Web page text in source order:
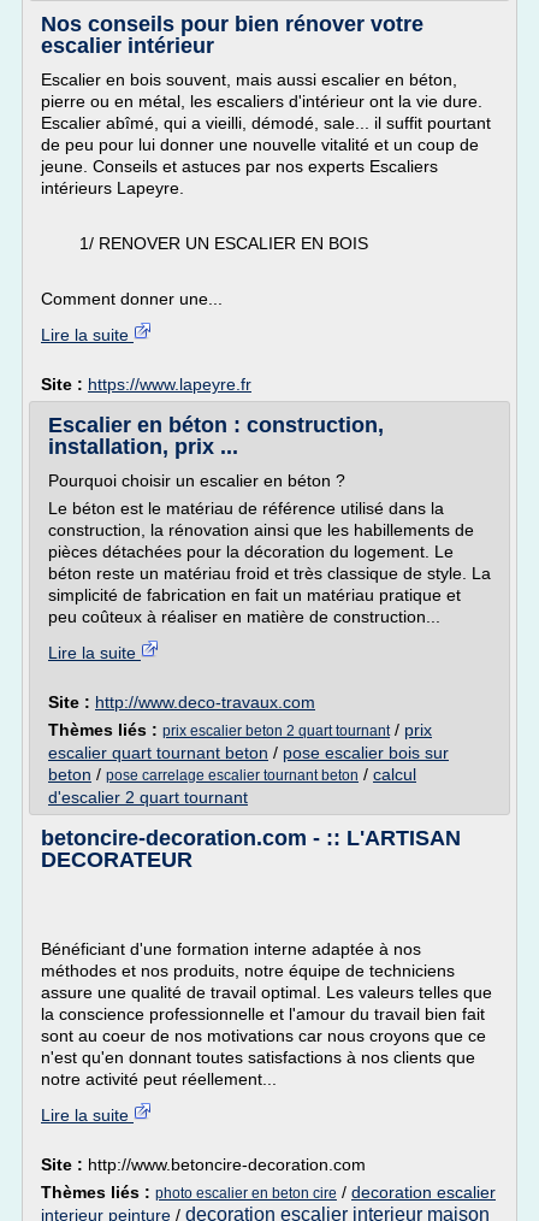
Nos conseils pour bien rénover votre
escalier intérieur
Escalier en bois souvent, mais aussi escalier en béton,
pierre ou en métal, les escaliers d'intérieur ont la vie dure.
Escalier abîmé, qui a vieilli, démodé, sale... il suffit pourtant
de peu pour lui donner une nouvelle vitalité et un coup de
jeune. Conseils et astuces par nos experts Escaliers
intérieurs Lapeyre.
1/ RENOVER UN ESCALIER EN BOIS
Comment donner une...
Lire la suite
Site : https://www.lapeyre.fr
Escalier en béton : construction,
installation, prix ...
Pourquoi choisir un escalier en béton ?
Le béton est le matériau de référence utilisé dans la
construction, la rénovation ainsi que les habillements de
pièces détachées pour la décoration du logement. Le
béton reste un matériau froid et très classique de style. La
simplicité de fabrication en fait un matériau pratique et
peu coûteux à réaliser en matière de construction...
Lire la suite
Site : http://www.deco-travaux.com
Thèmes liés : prix escalier beton 2 quart tournant/ prix
escalier quart tournant beton / pose escalier bois sur
beton / pose carrelage escalier tournant beton / calcul
d'escalier 2 quart tournant
betoncire-decoration.com - :: L'ARTISAN
DECORATEUR
Bénéficiant d'une formation interne adaptée à nos
méthodes et nos produits, notre équipe de techniciens
assure une qualité de travail optimal. Les valeurs telles que
la conscience professionnelle et l'amour du travail bien fait
sont au coeur de nos motivations car nous croyons que ce
n'est qu'en donnant toutes satisfactions à nos clients que
notre activité peut réellement...
Lire la suite
Site : http://www.betoncire-decoration.com
Thèmes liés : photo escalier en beton cire / decoration escalier
interieur peinture / decoration escalier interieur maison